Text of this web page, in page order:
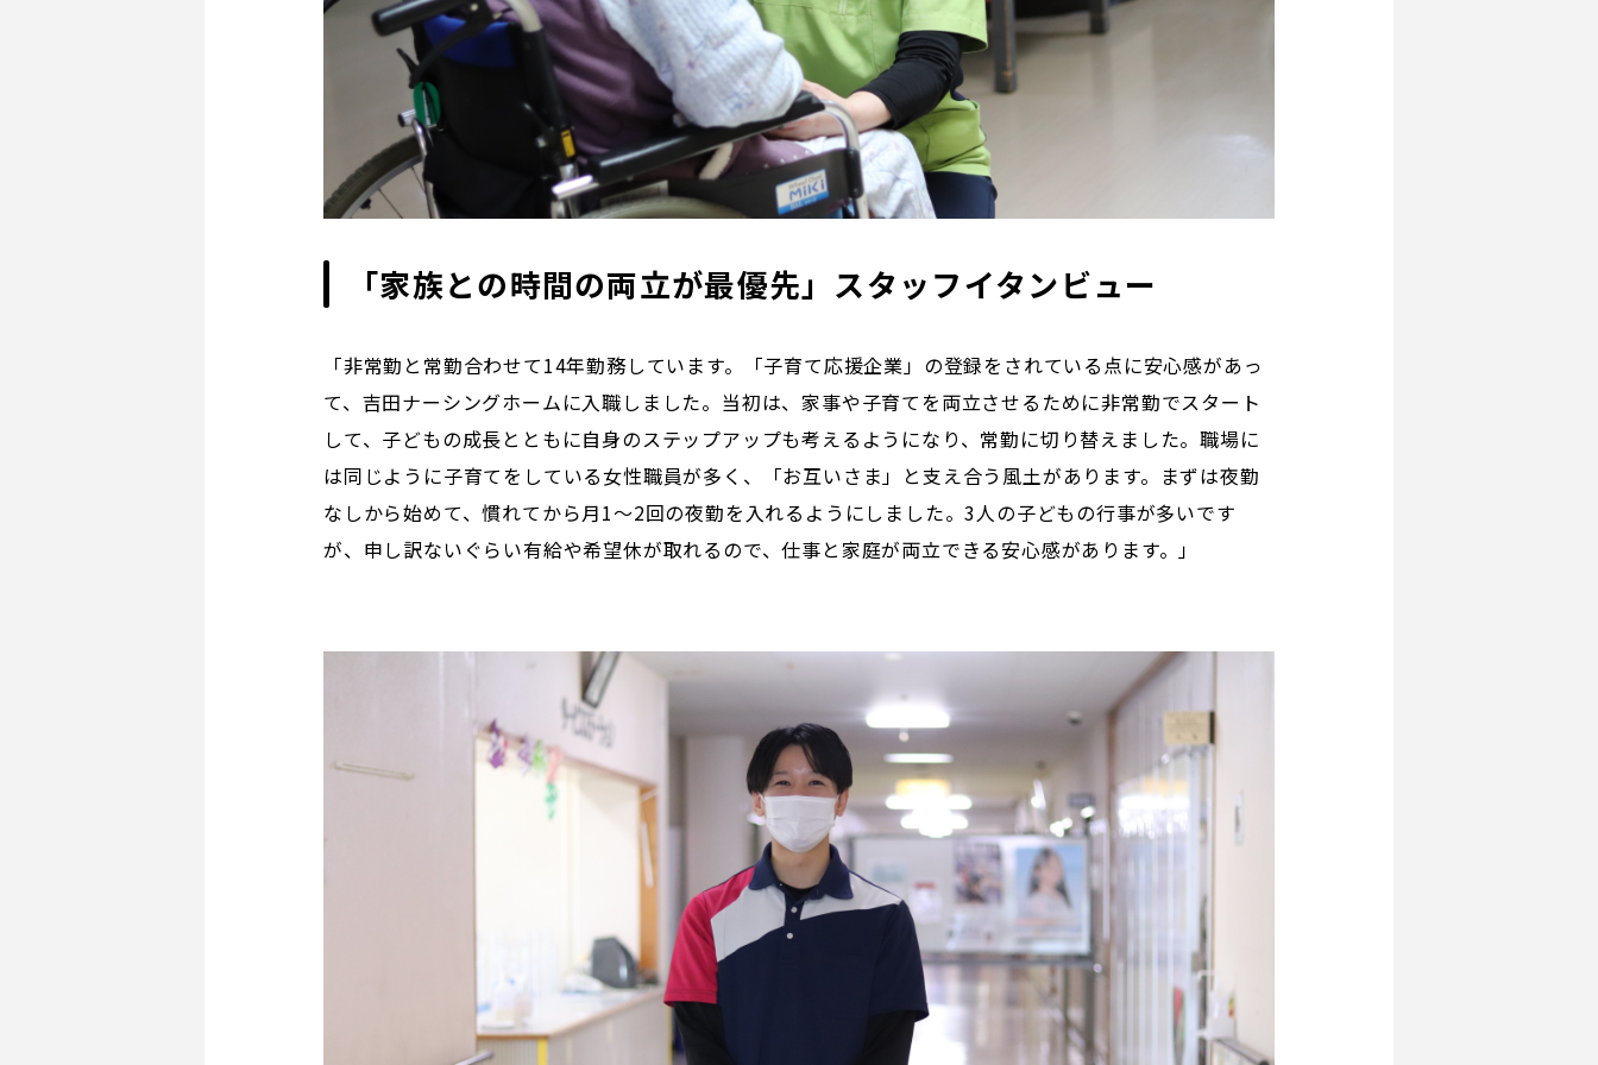
「家族との時間の両立が最優先」スタッフイタンビュー
「非常勤と常勤合わせて14年勤務しています。「子育て応援企業」の登録をされている点に安心感があっ
て、吉田ナーシングホームに入職しました。当初は、家事や子育てを両立させるために非常勤でスタート
して、子どもの成長とともに自身のステップアップも考えるようになり、常勤に切り替えました。職場に
は同じように子育てをしている女性職員が多く、「お互いさま」と支え合う風土があります。まずは夜勤
なしから始めて、慣れてから月1～2回の夜勤を入れるようにしました。3人の子どもの行事が多いです
が、申し訳ないぐらい有給や希望休が取れるので、仕事と家庭が両立できる安心感があります。」